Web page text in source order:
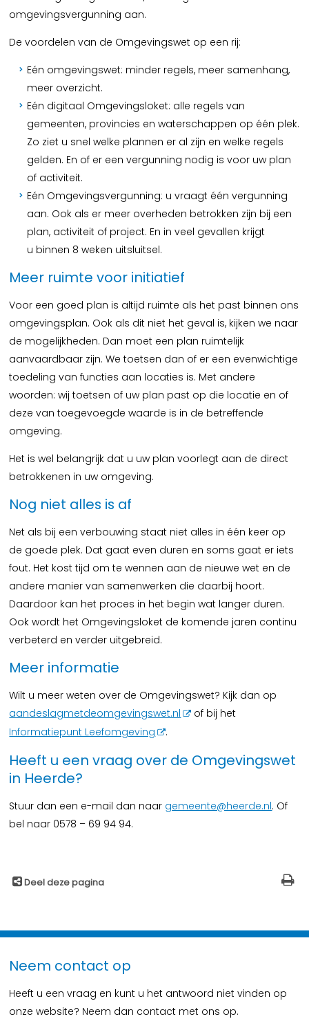
omgevingsvergunning aan.
De voordelen van de Omgevingswet op een rij:
Eén omgevingswet: minder regels, meer samenhang,
meer overzicht.
Eén digitaal Omgevingsloket: alle regels van
gemeenten, provincies en waterschappen op één plek.
Zo ziet u snel welke plannen er al zijn en welke regels
gelden. En of er een vergunning nodig is voor uw plan
of activiteit.
Eén Omgevingsvergunning: u vraagt één vergunning
aan. Ook als er meer overheden betrokken zijn bij een
plan, activiteit of project. En in veel gevallen krijgt
u binnen 8 weken uitsluitsel.
Meer ruimte voor initiatief
Voor een goed plan is altijd ruimte als het past binnen ons
omgevingsplan. Ook als dit niet het geval is, kijken we naar
de mogelijkheden. Dan moet een plan ruimtelijk
aanvaardbaar zijn. We toetsen dan of er een evenwichtige
toedeling van functies aan locaties is. Met andere
woorden: wij toetsen of uw plan past op die locatie en of
deze van toegevoegde waarde is in de betreffende
omgeving.
Het is wel belangrijk dat u uw plan voorlegt aan de direct
betrokkenen in uw omgeving.
Nog niet alles is af
Net als bij een verbouwing staat niet alles in één keer op
de goede plek. Dat gaat even duren en soms gaat er iets
fout. Het kost tijd om te wennen aan de nieuwe wet en de
andere manier van samenwerken die daarbij hoort.
Daardoor kan het proces in het begin wat langer duren.
Ook wordt het Omgevingsloket de komende jaren continu
verbeterd en verder uitgebreid.
Meer informatie
Wilt u meer weten over de Omgevingswet? Kijk dan op
aandeslagmetdeomgevingswet.nl
of bij het
Informatiepunt Leefomgeving
.
Heeft u een vraag over de Omgevingswet
in Heerde?
Stuur dan een e-mail dan naar gemeente@heerde.nl. Of
bel naar 0578 – 69 94 94.
Deel deze pagina
Neem contact op
Heeft u een vraag en kunt u het antwoord niet vinden op
onze website? Neem dan contact met ons op.